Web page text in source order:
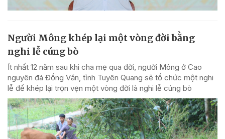
Người Mông khép lại một vòng đời bằng
nghi lễ cúng bò
Ít nhất 12 năm sau khi cha mẹ qua đời, người Mông ở Cao
nguyên đá Đồng Văn, tỉnh Tuyên Quang sẽ tổ chức một nghi
lễ để khép lại trọn vẹn một vòng đời là nghi lễ cúng bò